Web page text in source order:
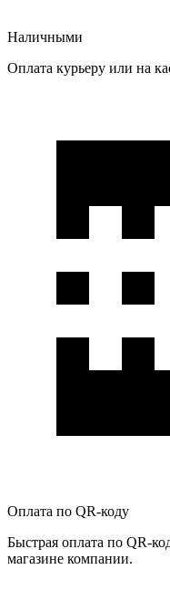
Наличными
Оплата курьеру или на
Оплата по QR-коду
Быстрая оплата по QR-
магазине компании.